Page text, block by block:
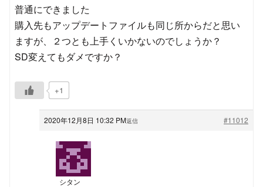
普通にできました
購入先もアップデートファイルも同じ所からだと思い
ますが、２つとも上手くいかないのでしょうか？
SD変えてもダメですか？
+1
2020年12月8日 10:32 PM #11012
返信
シタン